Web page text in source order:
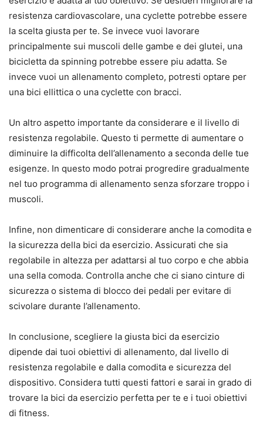
resistenza cardiovascolare, una cyclette potrebbe essere
la scelta giusta per te. Se invece vuoi lavorare
principalmente sui muscoli delle gambe e dei glutei, una
bicicletta da spinning potrebbe essere piu adatta. Se
invece vuoi un allenamento completo, potresti optare per
una bici ellittica o una cyclette con bracci.
Un altro aspetto importante da considerare e il livello di
resistenza regolabile. Questo ti permette di aumentare o
diminuire la difficolta dell’allenamento a seconda delle tue
esigenze. In questo modo potrai progredire gradualmente
nel tuo programma di allenamento senza sforzare troppo i
muscoli.
Infine, non dimenticare di considerare anche la comodita e
la sicurezza della bici da esercizio. Assicurati che sia
regolabile in altezza per adattarsi al tuo corpo e che abbia
una sella comoda. Controlla anche che ci siano cinture di
sicurezza o sistema di blocco dei pedali per evitare di
scivolare durante l’allenamento.
In conclusione, scegliere la giusta bici da esercizio
dipende dai tuoi obiettivi di allenamento, dal livello di
resistenza regolabile e dalla comodita e sicurezza del
dispositivo. Considera tutti questi fattori e sarai in grado di
trovare la bici da esercizio perfetta per te e i tuoi obiettivi
di fitness.